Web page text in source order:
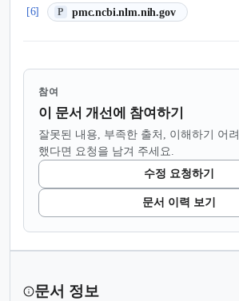
[6] P pmc.ncbi.nlm.nih.gov
(새 탭에서 열림)
참여
이 문서 개선에 참여하기
잘못된 내용, 부족한 출처, 이해하기 어
했다면 요청을 남겨 주세요.
수정 요청하기
문서 이력 보기
문서 정보